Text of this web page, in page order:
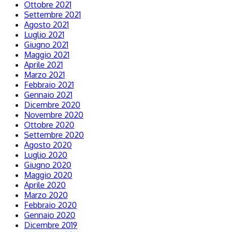
Ottobre 2021
Settembre 2021
Agosto 2021
Luglio 2021
Giugno 2021
Maggio 2021
Aprile 2021
Marzo 2021
Febbraio 2021
Gennaio 2021
Dicembre 2020
Novembre 2020
Ottobre 2020
Settembre 2020
Agosto 2020
Luglio 2020
Giugno 2020
Maggio 2020
Aprile 2020
Marzo 2020
Febbraio 2020
Gennaio 2020
Dicembre 2019